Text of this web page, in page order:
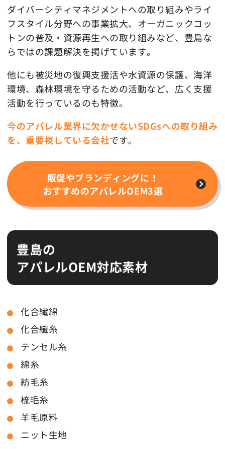
ダイバーシティマネジメントへの取り組みやライ
フスタイル分野への事業拡大、オーガニックコッ
トンの普及・資源再生への取り組みなど、豊島な
らではの課題解決を掲げています。
他にも被災地の復興支援活や水資源の保護、海洋
環境、森林環境を守るための活動など、広く支援
活動を行っているのも特徴。
今のアパレル業界に欠かせないSDGsへの取り組み
を、重要視している会社です。
販促やブランディングに！
おすすめのアパレルOEM3選
豊島の
アパレルOEM対応素材
化合繊綿
化合繊糸
テンセル糸
綿糸
紡毛糸
梳毛糸
羊毛原料
ニット生地